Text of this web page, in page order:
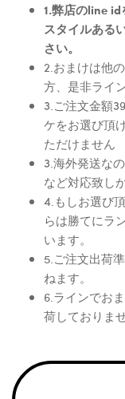
1.弊店のline
スタイルある
さい。
2.おまけは他
方、是非ライ
3.ご注文金額
ケをお選び頂
ただけません
3.海外発送な
など対応致し
4.もしお選び
らは勝てにラ
います。
5.ご注文出荷
ねます。
6.ラインでお
荷しておりま